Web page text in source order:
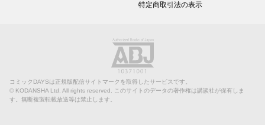
特定商取引法の表示
コミックDAYSは正規版配信サイトマークを取得したサービスです。
© KODANSHA Ltd. All rights reserved. このサイトのデータの著作権は講談社が保有しま
す。無断複製転載放送等は禁止します。